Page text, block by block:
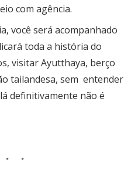
com agência.
você será acompanhado
toda a história do
visitar Ayutthaya, berço
tailandesa, sem entender
definitivamente não é